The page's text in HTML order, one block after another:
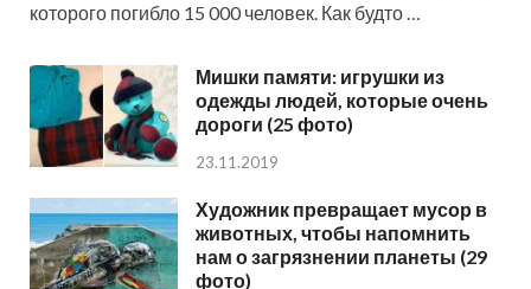
которого погибло 15 000 человек. Как будто …
Мишки памяти: игрушки из
одежды людей, которые очень
дороги (25 фото)
23.11.2019
Художник превращает мусор в
животных, чтобы напомнить
нам о загрязнении планеты (29
фото)